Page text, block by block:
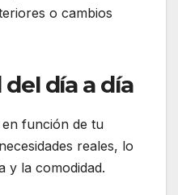
o cambios
día a día
en función de tu
reales, lo
y la comodidad.